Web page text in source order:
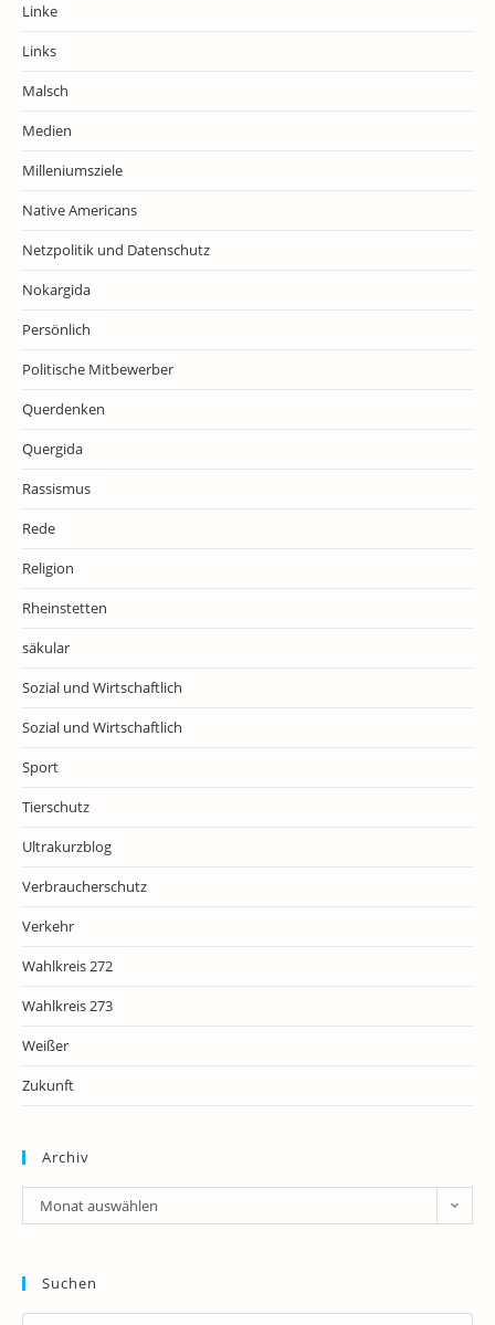
Linke
Links
Malsch
Medien
Milleniumsziele
Native Americans
Netzpolitik und Datenschutz
Nokargida
Persönlich
Politische Mitbewerber
Querdenken
Quergida
Rassismus
Rede
Religion
Rheinstetten
säkular
Sozial und Wirtschaftlich
Sozial und Wirtschaftlich
Sport
Tierschutz
Ultrakurzblog
Verbraucherschutz
Verkehr
Wahlkreis 272
Wahlkreis 273
Weißer
Zukunft
Archiv
Archiv
Monat auswählen
Suchen